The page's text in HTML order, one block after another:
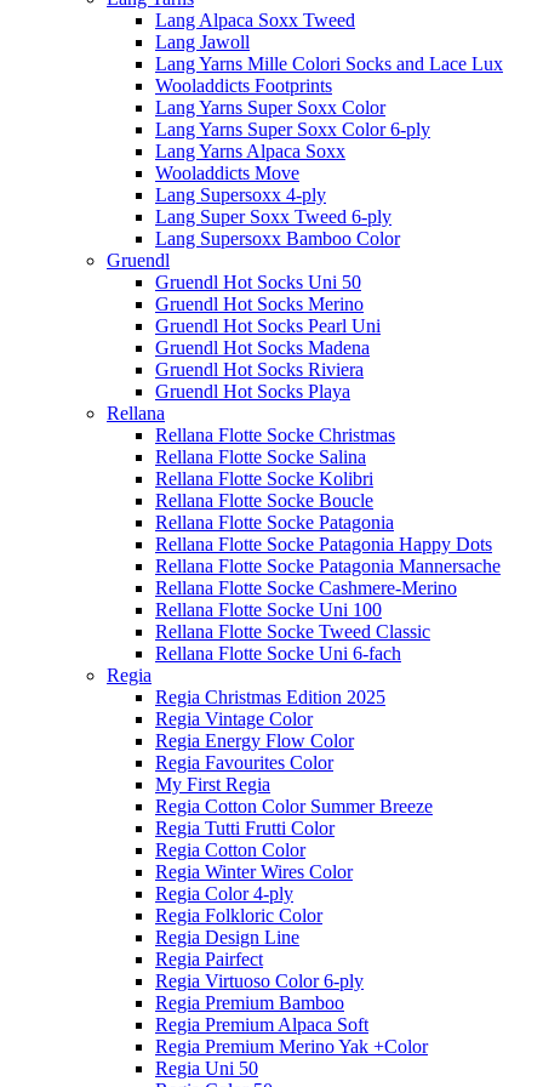
Lang Alpaca Soxx Tweed
Lang Jawoll
Lang Yarns Mille Colori Socks and Lace Lux
Wooladdicts Footprints
Lang Yarns Super Soxx Color
Lang Yarns Super Soxx Color 6-ply
Lang Yarns Alpaca Soxx
Wooladdicts Move
Lang Supersoxx 4-ply
Lang Super Soxx Tweed 6-ply
Lang Supersoxx Bamboo Color
Gruendl
Gruendl Hot Socks Uni 50
Gruendl Hot Socks Merino
Gruendl Hot Socks Pearl Uni
Gruendl Hot Socks Madena
Gruendl Hot Socks Riviera
Gruendl Hot Socks Playa
Rellana
Rellana Flotte Socke Christmas
Rellana Flotte Socke Salina
Rellana Flotte Socke Kolibri
Rellana Flotte Socke Boucle
Rellana Flotte Socke Patagonia
Rellana Flotte Socke Patagonia Happy Dots
Rellana Flotte Socke Patagonia Mannersache
Rellana Flotte Socke Cashmere-Merino
Rellana Flotte Socke Uni 100
Rellana Flotte Socke Tweed Classic
Rellana Flotte Socke Uni 6-fach
Regia
Regia Christmas Edition 2025
Regia Vintage Color
Regia Energy Flow Color
Regia Favourites Color
My First Regia
Regia Cotton Color Summer Breeze
Regia Tutti Frutti Color
Regia Cotton Color
Regia Winter Wires Color
Regia Color 4-ply
Regia Folkloric Color
Regia Design Line
Regia Pairfect
Regia Virtuoso Color 6-ply
Regia Premium Bamboo
Regia Premium Alpaca Soft
Regia Premium Merino Yak +Color
Regia Uni 50